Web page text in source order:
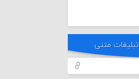
تبلیغات متنی